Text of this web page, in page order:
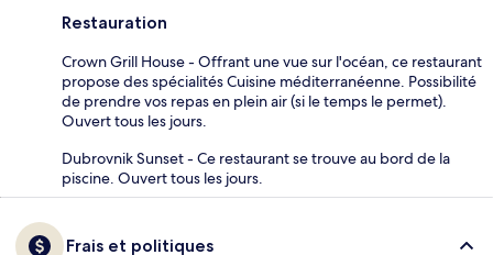
Restauration
Crown Grill House - Offrant une vue sur l'océan, ce restaurant
propose des spécialités Cuisine méditerranéenne. Possibilité
de prendre vos repas en plein air (si le temps le permet).
Ouvert tous les jours.
Dubrovnik Sunset - Ce restaurant se trouve au bord de la
piscine. Ouvert tous les jours.
Frais et politiques